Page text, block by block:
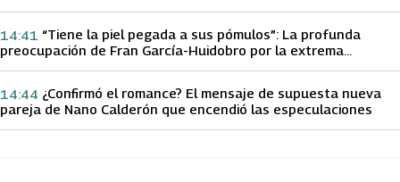
“Tiene la piel pegada a sus pómulos”: La profunda
preocupación de Fran García-Huidobro por la extrema
14:41
¿Confirmó el romance? El mensaje de supuesta nueva
pareja de Nano Calderón que encendió las especulaciones
14:44